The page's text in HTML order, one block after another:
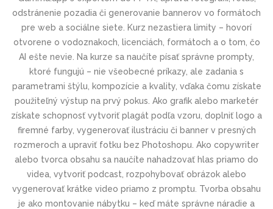
odstránenie pozadia či generovanie bannerov vo formátoch
pre web a sociálne siete. Kurz nezastiera limity – hovorí
otvorene o vodoznakoch, licenciách, formátoch a o tom, čo
AI ešte nevie. Na kurze sa naučíte písať správne prompty,
ktoré fungujú – nie všeobecné príkazy, ale zadania s
parametrami štýlu, kompozície a kvality, vďaka čomu získate
použiteľný výstup na prvý pokus. Ako grafik alebo marketér
získate schopnosť vytvoriť plagát podľa vzoru, doplniť logo a
firemné farby, vygenerovať ilustráciu či banner v presných
rozmeroch a upraviť fotku bez Photoshopu. Ako copywriter
alebo tvorca obsahu sa naučíte nahadzovať hlas priamo do
videa, vytvoriť podcast, rozpohybovať obrázok alebo
vygenerovať krátke video priamo z promptu. Tvorba obsahu
je ako montovanie nábytku – keď máte správne náradie a